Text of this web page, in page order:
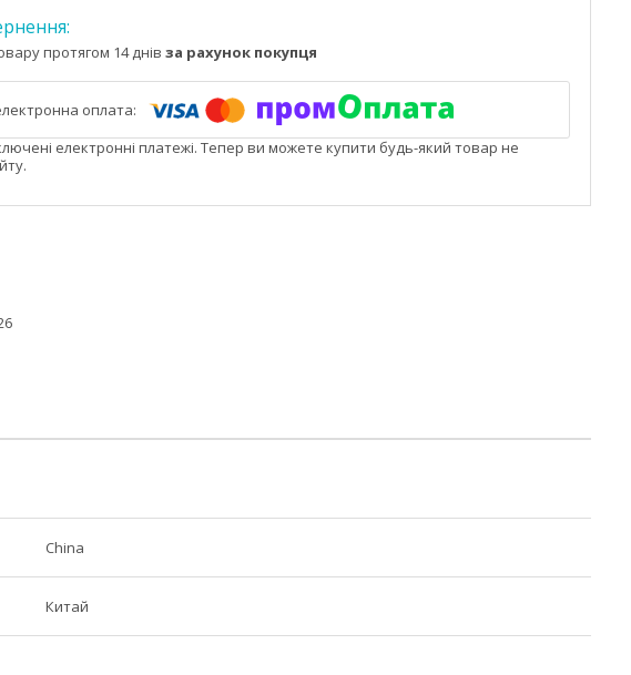
протягом 14 днів за рахунок покупця
електронні платежі. Тепер ви можете купити будь-який товар не
China
Китай